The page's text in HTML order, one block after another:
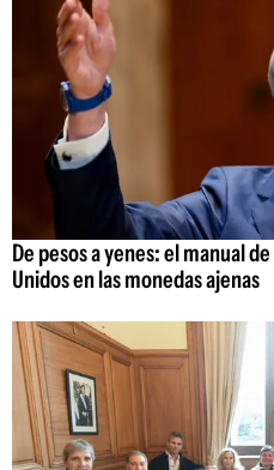
De pesos a yenes: el manual
Unidos en las monedas ajenas